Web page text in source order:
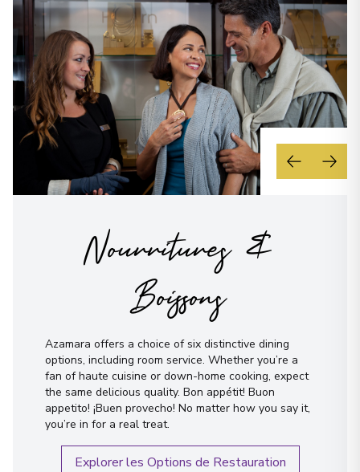
Nourritures &
Boissons
Azamara offers a choice of six distinctive dining
options, including room service. Whether you’re a
fan of haute cuisine or down-home cooking, expect
the same delicious quality. Bon appétit! Buon
appetito! ¡Buen provecho! No matter how you say it,
you’re in for a real treat.
Explorer les Options de Restauration